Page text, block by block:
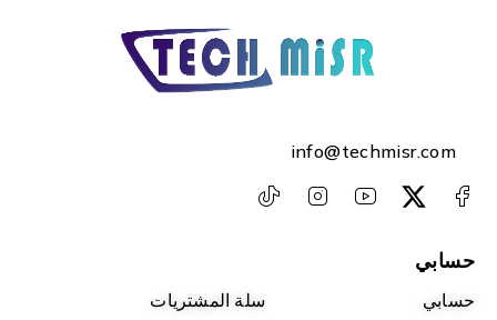
info@techmisr.com
حسابي
حسابي سلة المشتريات